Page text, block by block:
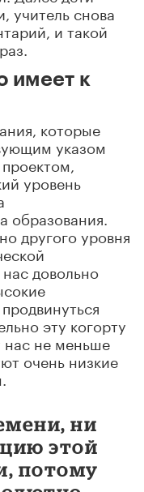
учитель снова
и такой
имеет к
которые
указом
уровень
образования.
другого уровня
довольно
эту когорту
нас не меньше
очень низкие
ни
этой
потому